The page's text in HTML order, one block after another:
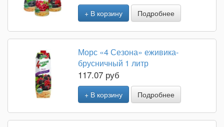
+ В корзину Подробнее
Морс «4 Сезона» еживика-
брусничный 1 литр
117.07 руб
+ В корзину Подробнее